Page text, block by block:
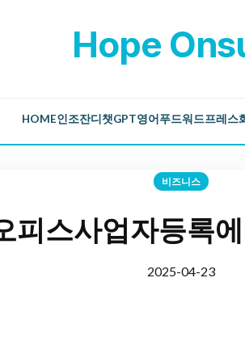
Hope
HOME인조잔디 챗GPT영어 푸드워드프레스
비즈니스
피스사업자등록
2025-04-23